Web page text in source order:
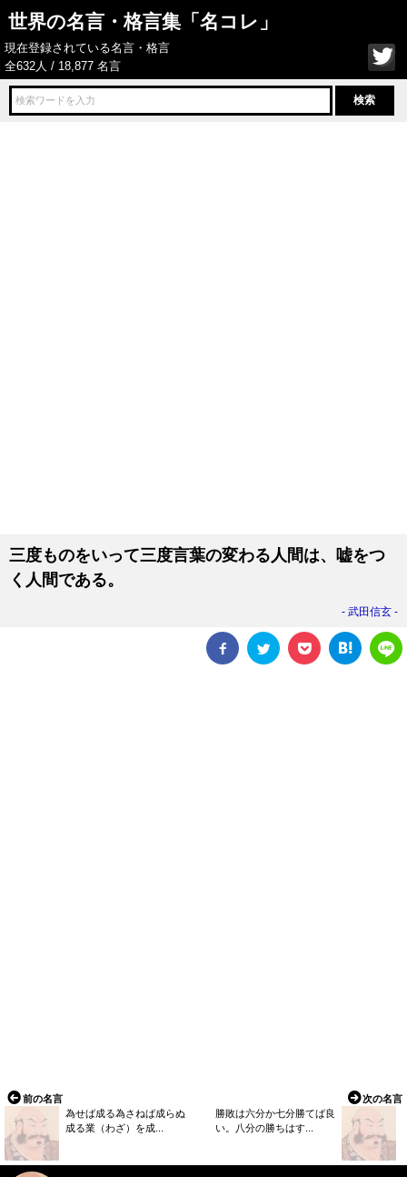
世界の名言・格言集「名コレ」
現在登録されている名言・格言
全632人 / 18,877 名言
三度ものをいって三度言葉の変わる人間は、嘘をつ
く人間である。
武田信玄
前の名言
為せば成る為さねば成らぬ
成る業（わざ）を成...
次の名言
勝敗は六分か七分勝てば良
い。八分の勝ちはす...